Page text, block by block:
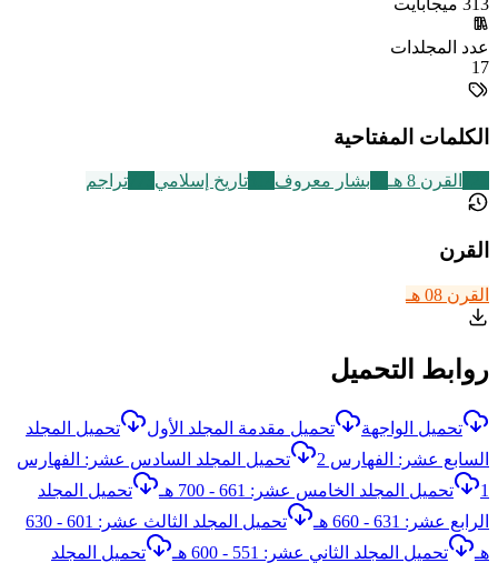
عدد المجلدات
17
الكلمات المفتاحية
القرن 8 هـ بشار معروف تاريخ إسلامي تراجم
القرن
القرن 08 هـ
روابط التحميل
تحميل الواجهة تحميل مقدمة المجلد الأول
تحميل المجلد
السابع عشر: الفهارس 2
تحميل المجلد السادس عشر: الفهارس
1
تحميل المجلد الخامس عشر: 661 - 700 هـ
تحميل المجلد
الرابع عشر: 631 - 660 هـ
تحميل المجلد الثالث عشر: 601 - 630
هـ
تحميل المجلد الثاني عشر: 551 - 600 هـ
تحميل المجلد